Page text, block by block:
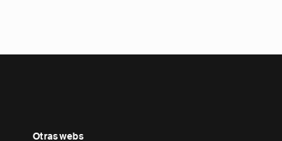
Otras webs